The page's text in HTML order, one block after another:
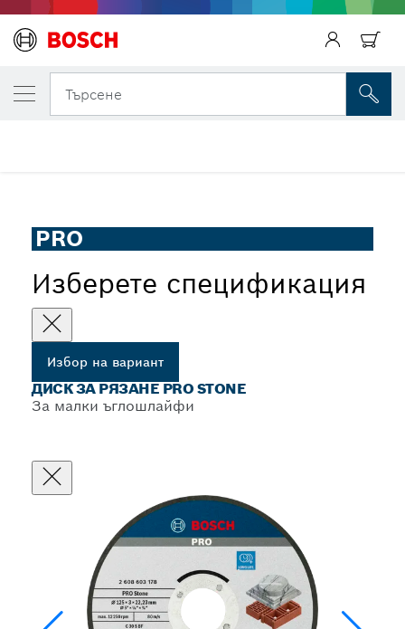
Търсене
PRO
Изберете спецификация
Избор на вариант
ДИСК ЗА РЯЗАНЕ PRO STONE
За малки ъглошлайфи
ВАШИЯТ ИЗБРАН ВАРИАНТ
Диск за рязане PRO Stone